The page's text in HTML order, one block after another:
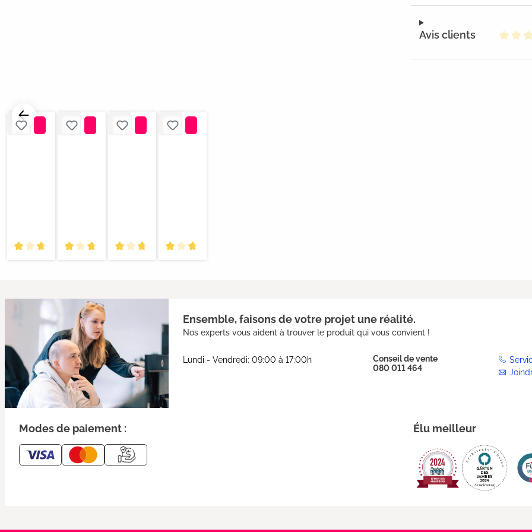
Avis clients
Ensemble, faisons de votre projet une réalité.
Nos experts vous aident à trouver le produit qui vous convient !
Lundi - Vendredi: 09:00 à 17:00h
Conseil de vente
080 011 464
Modes de paiement : Élu meilleur